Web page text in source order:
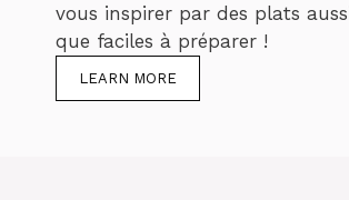
vous inspirer par des plats
que faciles à préparer !
LEARN MORE